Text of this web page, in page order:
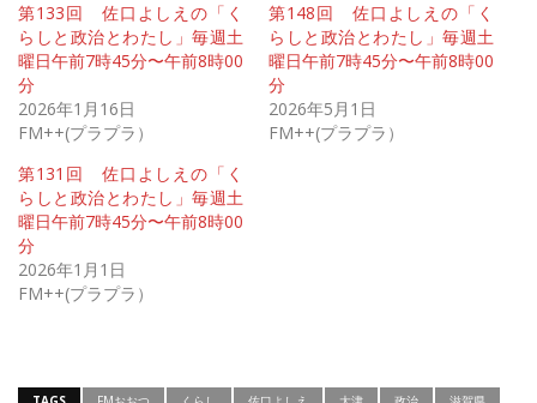
第133回 佐口よしえの「く
らしと政治とわたし」毎週土
曜日午前7時45分〜午前8時00
分
2026年1月16日
FM++(プラプラ）
第148回 佐口よしえの「く
らしと政治とわたし」毎週土
曜日午前7時45分〜午前8時00
分
2026年5月1日
FM++(プラプラ）
第131回 佐口よしえの「く
らしと政治とわたし」毎週土
曜日午前7時45分〜午前8時00
分
2026年1月1日
FM++(プラプラ）